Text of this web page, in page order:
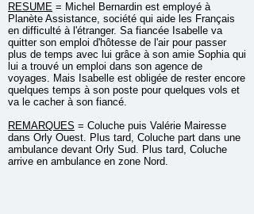
RESUME = Michel Bernardin est employé à
Planète Assistance, société qui aide les Français
en difficulté à l'étranger. Sa fiancée Isabelle va
quitter son emploi d'hôtesse de l'air pour passer
plus de temps avec lui grâce à son amie Sophia qui
lui a trouvé un emploi dans son agence de
voyages. Mais Isabelle est obligée de rester encore
quelques temps à son poste pour quelques vols et
va le cacher à son fiancé.
REMARQUES = Coluche puis Valérie Mairesse
dans Orly Ouest. Plus tard, Coluche part dans une
ambulance devant Orly Sud. Plus tard, Coluche
arrive en ambulance en zone Nord.